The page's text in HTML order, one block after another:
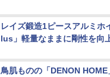
レイズ鍛造1ピースアルミホ
lus」軽量なままに剛性を向
鳥肌ものの「DENON